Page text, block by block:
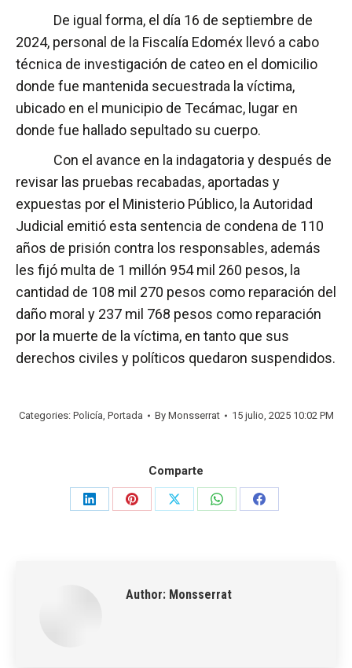
De igual forma, el día 16 de septiembre de
2024, personal de la Fiscalía Edoméx llevó a cabo
técnica de investigación de cateo en el domicilio
donde fue mantenida secuestrada la víctima,
ubicado en el municipio de Tecámac, lugar en
donde fue hallado sepultado su cuerpo.
Con el avance en la indagatoria y después de
revisar las pruebas recabadas, aportadas y
expuestas por el Ministerio Público, la Autoridad
Judicial emitió esta sentencia de condena de 110
años de prisión contra los responsables, además
les fijó multa de 1 millón 954 mil 260 pesos, la
cantidad de 108 mil 270 pesos como reparación del
daño moral y 237 mil 768 pesos como reparación
por la muerte de la víctima, en tanto que sus
derechos civiles y políticos quedaron suspendidos.
Categories: Policía, Portada By Monsserrat 15 julio, 2025 10:02 PM
Comparte
Share
Share
Share
Share
Share
Author: Monsserrat